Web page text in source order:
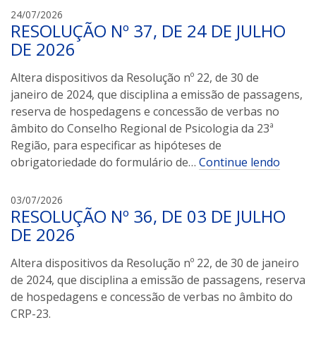
24/07/2026
a
i
s
a
m
a
a
l
RESOLUÇÃO Nº 37, DE 24 DE JULHO
DE 2026
Altera dispositivos da Resolução nº 22, de 30 de
janeiro de 2024, que disciplina a emissão de passagens,
reserva de hospedagens e concessão de verbas no
âmbito do Conselho Regional de Psicologia da 23ª
Região, para especificar as hipóteses de
obrigatoriedade do formulário de… Continue lendo
03/07/2026
a
i
s
a
m
a
RESOLUÇÃO Nº 36, DE 03 DE JULHO
DE 2026
Altera dispositivos da Resolução nº 22, de 30 de janeiro
de 2024, que disciplina a emissão de passagens, reserva
de hospedagens e concessão de verbas no âmbito do
CRP-23.